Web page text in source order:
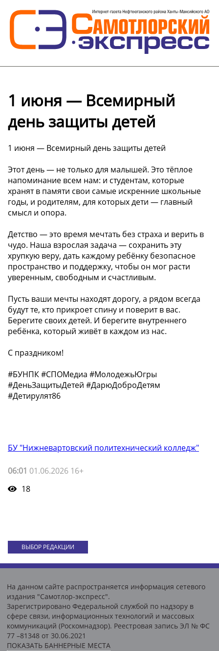
1 июня — Всемирный
день защиты детей
1 июня — Всемирный день защиты детей
Этот день — не только для малышей. Это тёплое
напоминание всем нам: и студентам, которые
хранят в памяти свои самые искренние школьные
годы, и родителям, для которых дети — главный
смысл и опора.
Детство — это время мечтать без страха и верить в
чудо. Наша взрослая задача — сохранить эту
хрупкую веру, дать каждому ребёнку безопасное
пространство и поддержку, чтобы он мог расти
уверенным, свободным и счастливым.
Пусть ваши мечты находят дорогу, а рядом всегда
будут те, кто прикроет спину и поверит в вас.
Берегите своих детей. И берегите внутреннего
ребёнка, который живёт в каждом из нас.
С праздником!
#БУНПК #СПОМедиа #МолодежьЮгры
#ДеньЗащитыДетей #ДарюДоброДетям
#Детирулят86
БУ "Нижневартовский политехнический колледж"
06:01 01.06.2026 16+
18
ВЫБОР РЕДАКЦИИ
На данном сайте распространяется информация сетевого
издания "Самотлор-экспресс".
Зарегистрировано Федеральной службой по надзору в
сфере связи, информационных технологий и массовых
коммуникаций (Роскомнадзор). Реестровая запись ЭЛ № ФС
77 –81348 от 30.06.2021
ПОКАЗАТЬ БАННЕРНЫЕ МЕСТА